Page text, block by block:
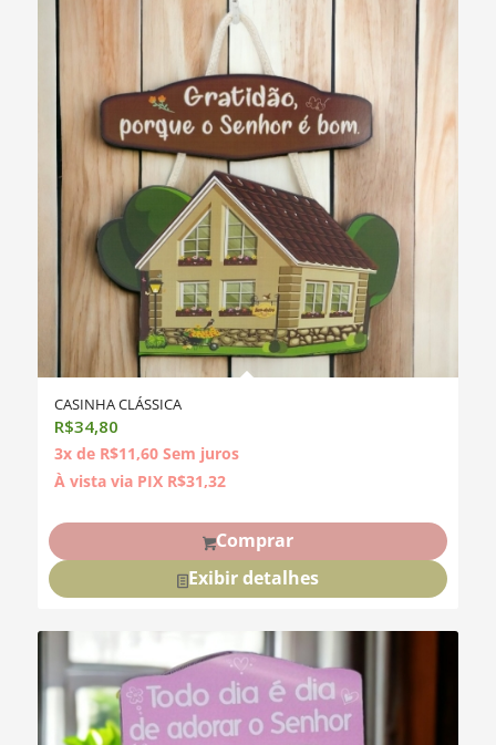
CASINHA CLÁSSICA
R$34,80
3x de R$11,60 Sem juros
À vista via PIX R$31,32
Comprar
Exibir detalhes